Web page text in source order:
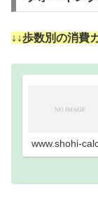
↓↓歩数別の消費
www.shohi-